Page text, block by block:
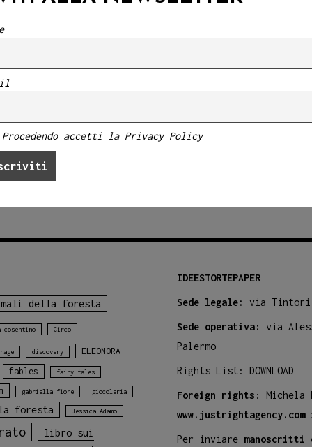
della foresta
cosentino Circo
discovery
ELEONORA
fables fairy tales
gabriella fiore giocoleria
foresta Jessica Adamo
libro sui
IDEESTORTEPAPER
Sede legale: via Tintori
Sede operativa:
via
Palermo
Rights List:DOWNLOAD
Foreign rights :
www.justrightagency.com
Per inviare
Procedendo accetti la Privacy Policy